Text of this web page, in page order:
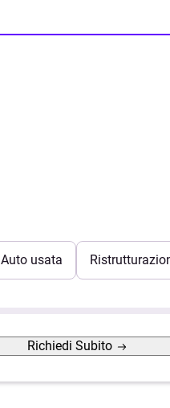
Auto usata
Richiedi Subito